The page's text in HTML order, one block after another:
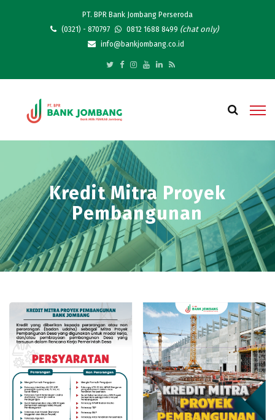
PT. BPR Bank Jombang Perseroda
(0321) - 870797
0812 1688 8499 (chat only)
info@bankjombang.co.id
Kredit Mitra Proyek
Pembangunan